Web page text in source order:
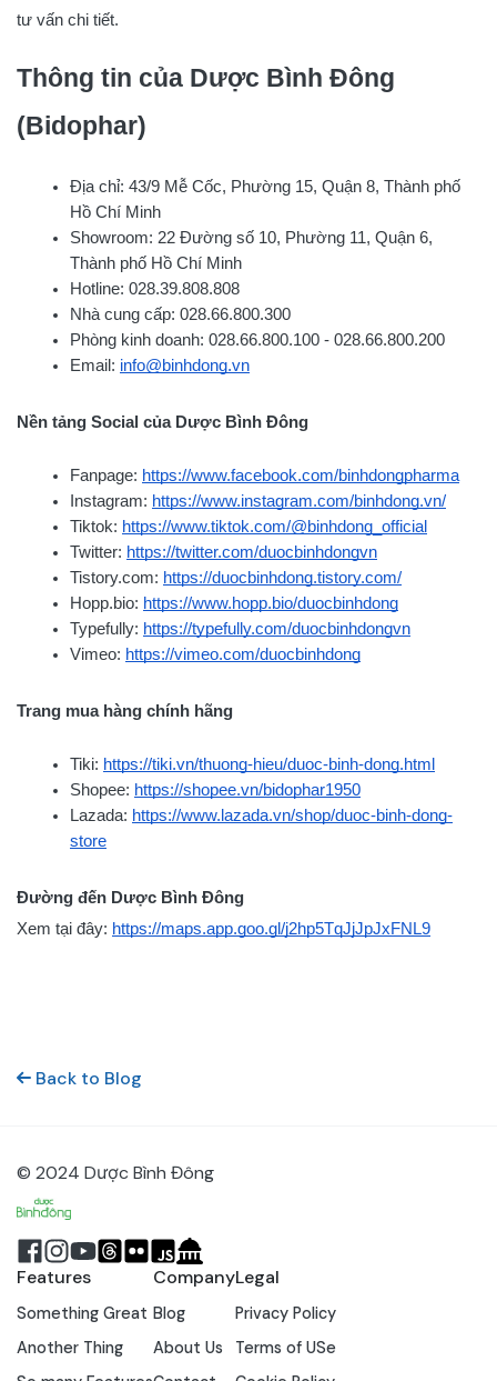
tư vấn chi tiết.
Thông tin của Dược Bình Đông
(Bidophar)
Địa chỉ: 43/9 Mễ Cốc, Phường 15, Quận 8, Thành phố
Hồ Chí Minh
Showroom: 22 Đường số 10, Phường 11, Quận 6,
Thành phố Hồ Chí Minh
Hotline: 028.39.808.808
Nhà cung cấp: 028.66.800.300
Phòng kinh doanh: 028.66.800.100 - 028.66.800.200
Email: info@binhdong.vn
Nền tảng Social của Dược Bình Đông
Fanpage: https://www.facebook.com/binhdongpharma
Instagram: https://www.instagram.com/binhdong.vn/
Tiktok: https://www.tiktok.com/@binhdong_official
Twitter: https://twitter.com/duocbinhdongvn
Tistory.com: https://duocbinhdong.tistory.com/
Hopp.bio: https://www.hopp.bio/duocbinhdong
Typefully: https://typefully.com/duocbinhdongvn
Vimeo: https://vimeo.com/duocbinhdong
Trang mua hàng chính hãng
Tiki: https://tiki.vn/thuong-hieu/duoc-binh-dong.html
Shopee: https://shopee.vn/bidophar1950
Lazada: https://www.lazada.vn/shop/duoc-binh-dong-
store
Đường đến Dược Bình Đông
Xem tại đây: https://maps.app.goo.gl/j2hp5TqJjJpJxFNL9
Back to Blog
© 2024 Dược Bình Đông
Features
Something Great
Another Thing
Company
Blog
About Us
Legal
Privacy Policy
Terms of USe